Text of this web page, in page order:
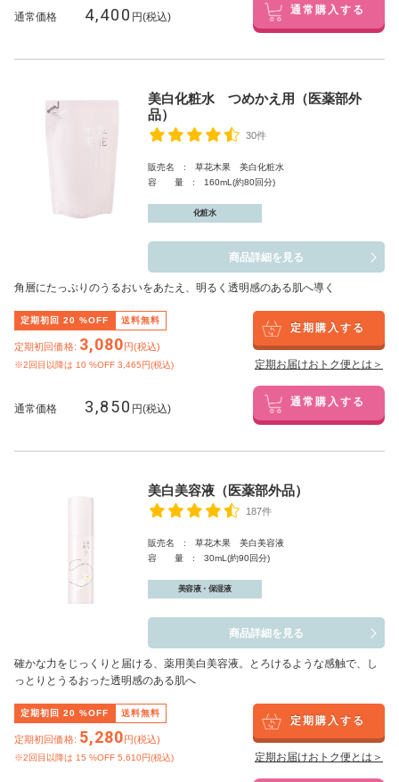
通常価格 4,400 円(税込) 通常購入する
美白化粧水 つめかえ用（医薬部外
品）
30件
販売名 : 草花木果 美白化粧水
容 量 : 160mL(約80回分)
化粧水
商品詳細を見る
角層にたっぷりのうるおいをあたえ、明るく透明感のある肌へ導く
定期初回 20 %OFF 送料無料
定期初回価格: 3,080円(税込)
※2回目以降は 10 %OFF 3,465円(税込)
定期購入する
定期お届けおトク便とは＞
通常価格 3,850 円(税込) 通常購入する
美白美容液（医薬部外品）
187件
販売名 : 草花木果 美白美容液
容 量 : 30mL(約90回分)
美容液・保湿液
商品詳細を見る
確かな力をじっくりと届ける、薬用美白美容液。とろけるような感触で、し
っとりとうるおった透明感のある肌へ
定期初回 20 %OFF 送料無料
定期初回価格: 5,280円(税込)
※2回目以降は 15 %OFF 5,610円(税込)
定期購入する
定期お届けおトク便とは＞